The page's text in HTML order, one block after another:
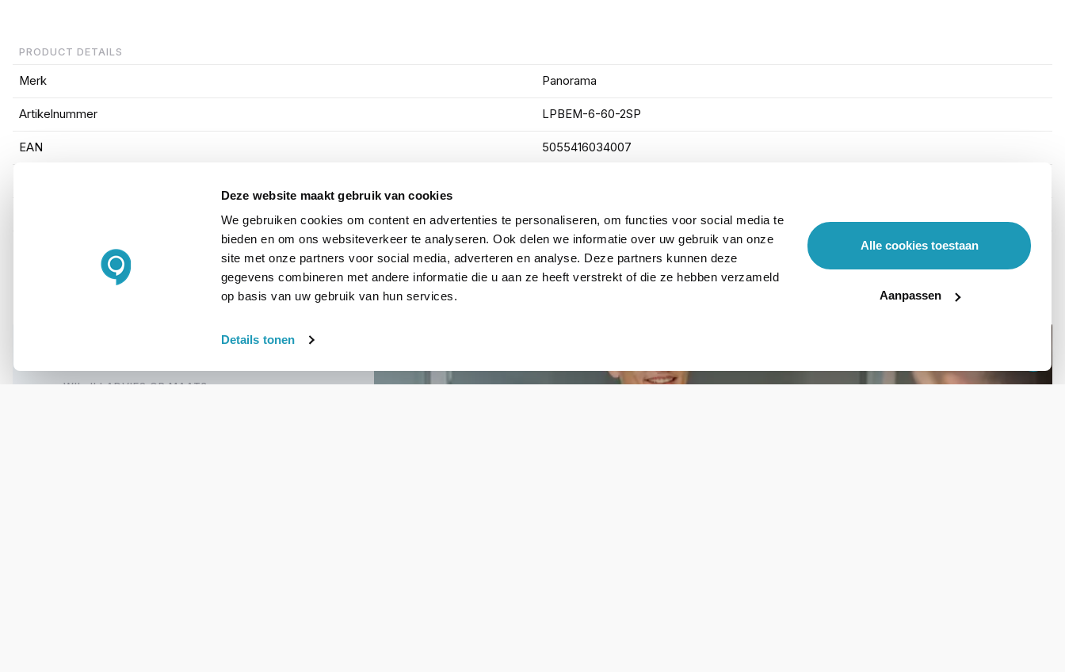
Deze website maakt gebruik van cookies
We gebruiken cookies om content en advertenties te personaliseren, om functies voor social media te
bieden en om ons websiteverkeer te analyseren. Ook delen we informatie over uw gebruik van onze
site met onze partners voor social media, adverteren en analyse. Deze partners kunnen deze
gegevens combineren met andere informatie die u aan ze heeft verstrekt of die ze hebben verzameld
op basis van uw gebruik van hun services.
Details tonen
Alle cookies toestaan
Aanpassen
PRODUCT DETAILS
Merk Panorama
Artikelnummer LPBEM-6-60-2SP
EAN 5055416034007
2 meter
Toon meer
WIL JIJ ADVIES OP MAAT?